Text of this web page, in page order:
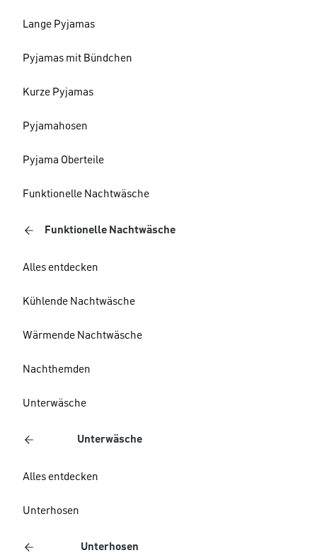
Lange Pyjamas
Pyjamas mit Bündchen
Kurze Pyjamas
Pyjamahosen
Pyjama Oberteile
Funktionelle Nachtwäsche
Funktionelle Nachtwäsche
Alles entdecken
Kühlende Nachtwäsche
Wärmende Nachtwäsche
Nachthemden
Unterwäsche
Unterwäsche
Alles entdecken
Unterhosen
Unterhosen